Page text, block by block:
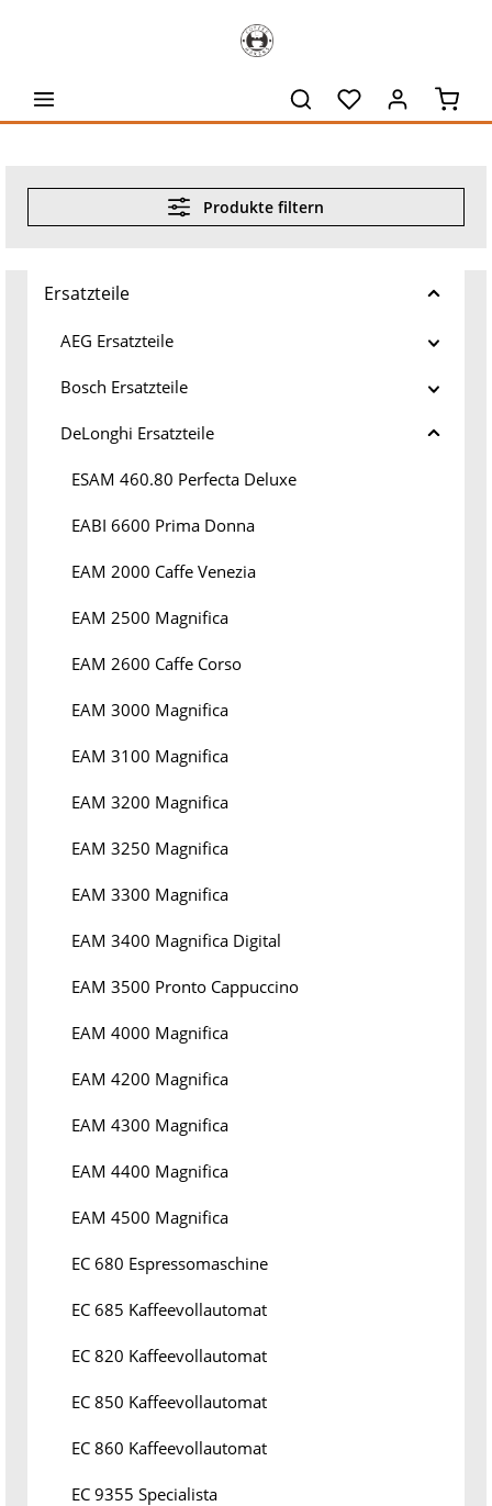
Produkte filtern
Ersatzteile
AEG Ersatzteile
Bosch Ersatzteile
DeLonghi Ersatzteile
ESAM 460.80 Perfecta Deluxe
EABI 6600 Prima Donna
EAM 2000 Caffe Venezia
EAM 2500 Magnifica
EAM 2600 Caffe Corso
EAM 3000 Magnifica
EAM 3100 Magnifica
EAM 3200 Magnifica
EAM 3250 Magnifica
EAM 3300 Magnifica
EAM 3400 Magnifica Digital
EAM 3500 Pronto Cappuccino
EAM 4000 Magnifica
EAM 4200 Magnifica
EAM 4300 Magnifica
EAM 4400 Magnifica
EAM 4500 Magnifica
EC 680 Espressomaschine
EC 685 Kaffeevollautomat
EC 820 Kaffeevollautomat
EC 850 Kaffeevollautomat
EC 860 Kaffeevollautomat
EC 9355 Specialista